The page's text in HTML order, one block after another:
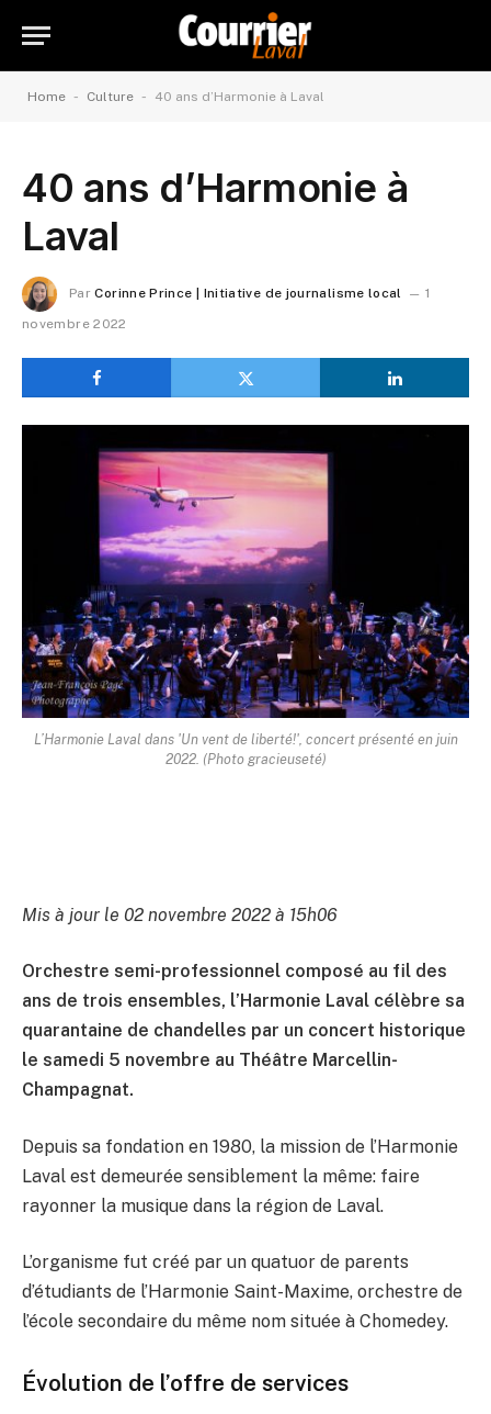
Home - Culture - 40 ans d’Harmonie à Laval
40 ans d’Harmonie à
Laval
Par Corinne Prince | Initiative de journalisme local
1
novembre 2022
L’Harmonie Laval dans 'Un vent de liberté!', concert présenté en juin
2022. (Photo gracieuseté)
Mis à jour le 02 novembre 2022 à 15h06
Orchestre semi-professionnel composé au fil des
ans de trois ensembles, l’Harmonie Laval célèbre sa
quarantaine de chandelles par un concert historique
le samedi 5 novembre au Théâtre Marcellin-
Champagnat.
Depuis sa fondation en 1980, la mission de l’Harmonie
Laval est demeurée sensiblement la même: faire
rayonner la musique dans la région de Laval.
L’organisme fut créé par un quatuor de parents
d’étudiants de l’Harmonie Saint-Maxime, orchestre de
l’école secondaire du même nom située à Chomedey.
Évolution de l’offre de services